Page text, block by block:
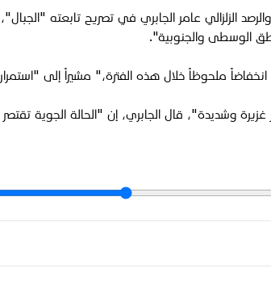
الزلزالي عامر الجابري في تصريح تابعته
الوسطى والجنوبية".
ملحوظاً خلال هذه الفترة،" مشيراً إلى
غزيرة وشديدة"، قال الجابري، إن "الحالة